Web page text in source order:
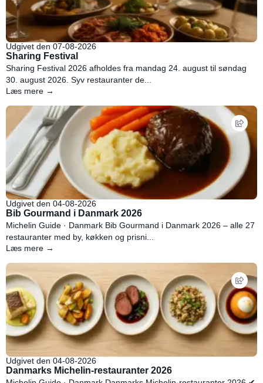
Udgivet den 07-08-2026
Sharing Festival
Sharing Festival 2026 afholdes fra mandag 24. august til søndag
30. august 2026. Syv restauranter de...
Læs mere →
Udgivet den 04-08-2026
Bib Gourmand i Danmark 2026
Michelin Guide · Danmark Bib Gourmand i Danmark 2026 – alle 27
restauranter med by, køkken og prisni...
Læs mere →
Udgivet den 04-08-2026
Danmarks Michelin-restauranter 2026